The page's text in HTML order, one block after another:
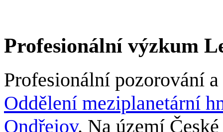
Profesionální výzkum
Profesionální pozorování
Oddělení meziplanetární
Ondřejov. Na území